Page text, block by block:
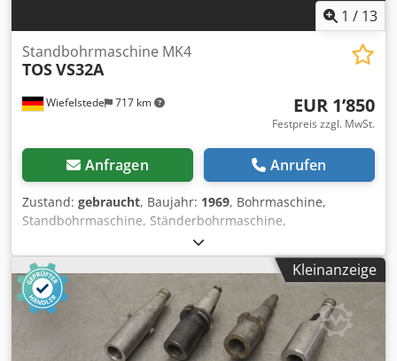
1 / 13
Wiefelstede 717 km
Standbohrmaschine MK4
TOSVS32A
EUR 1’850
Festpreis zzgl. MwSt.
Anfragen Anrufen
Zustand: gebraucht, Baujahr: 1969, Bohrmaschine,
Standbohrmaschine, Ständerbohrmaschine,
Säulenbohrmaschine -Hersteller: TOS, Hochleistungs-
Säulenbohrmaschine Typ 40 TF/C -Motor: MEZ 2,2 kW -
Drehzahlen: 56 - 2240 U/min -Tischgröße: 400 x 315 mm,
Verfahrweg 600 mm -Spindelaufnahme: MK4 -Spindelhub:
165 mm Dedpfx Afehck U Ioiock -Ausladung: 290 mm -
Säulen Ø: 140 mm -Abmessungen: 1200/650/H1990 mm -
Gewicht: 602 kg
Kleinanzeige